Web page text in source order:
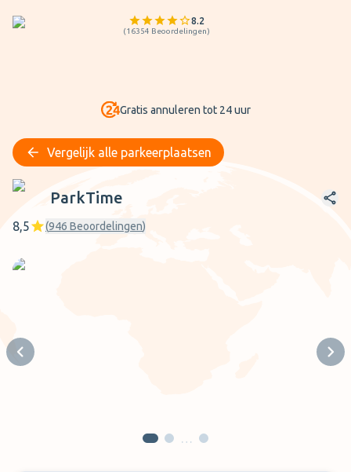
8.2
(16354 Beoordelingen)
Gratis annuleren tot 24 uur
Vergelijk alle parkeerplaatsen
ParkTime
ParkTime
8,5 (946 Beoordelingen)
Previous slide
…